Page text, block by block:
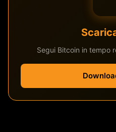
Segui Bitcoin in tempo